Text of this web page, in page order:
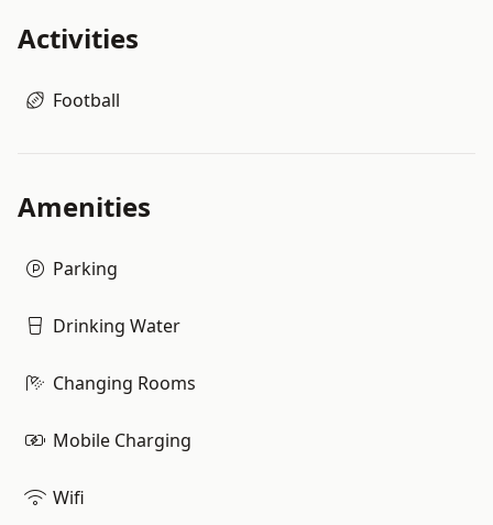
Activities
Football
Amenities
Parking
Drinking Water
Changing Rooms
Mobile Charging
Wifi